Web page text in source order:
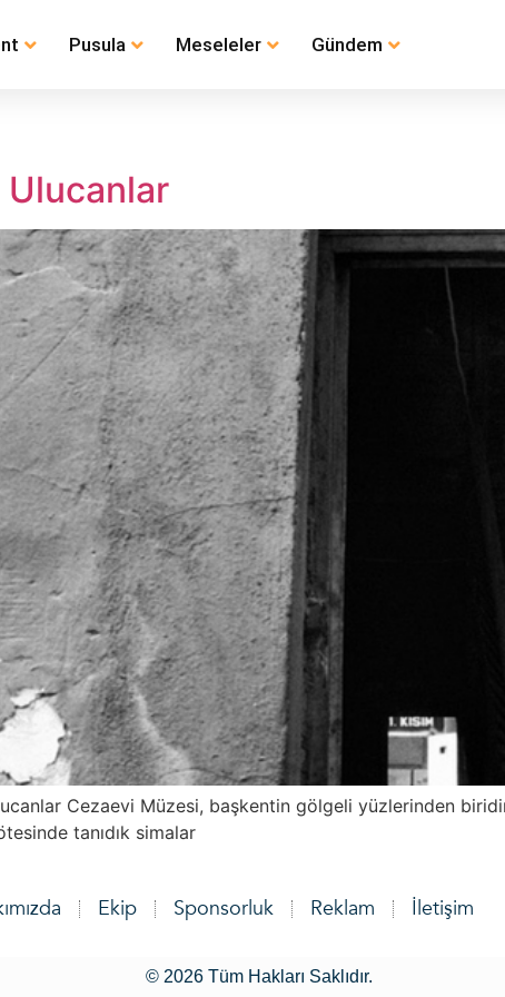
Pusula Meseleler Gündem
Cezaevi Müzesi, başkentin gölgeli yüzlerinden
tanıdık simalar
Ekip Sponsorluk Reklam İletişim
© 2026 Tüm Hakları Saklıdır.